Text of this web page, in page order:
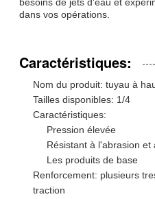
besoins de jets d'eau et
dans vos opérations.
Caractéristiques:
Nom du produit: tuyau à
Tailles disponibles: 1/4
Caractéristiques:
Pression élevée
Résistant à l'abrasion et
Les produits de base
Renforcement: plusieurs
traction